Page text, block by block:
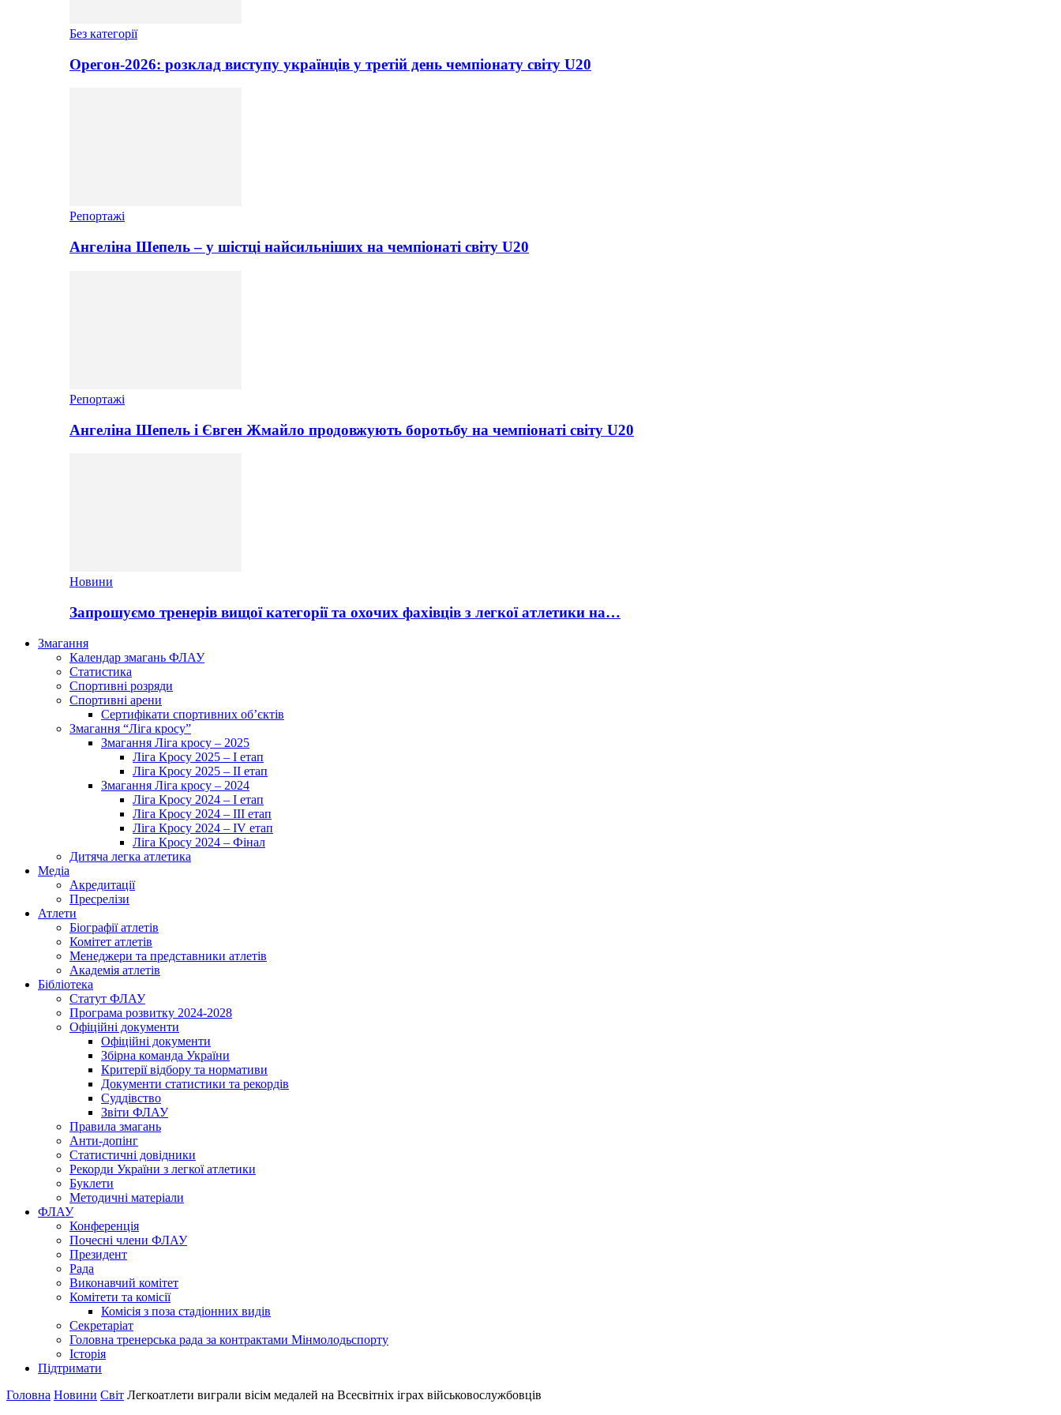
Без категорії
Орегон-2026: розклад виступу українців у третій день чемпіонату світу U20
Репортажі
Ангеліна Шепель – у шістці найсильніших на чемпіонаті світу U20
Репортажі
Ангеліна Шепель і Євген Жмайло продовжують боротьбу на чемпіонаті світу U20
Новини
Запрошуємо тренерів вищої категорії та охочих фахівців з легкої атлетики на…
Змагання
Календар змагань ФЛАУ
Статистика
Спортивні розряди
Спортивні арени
Сертифікати спортивних об’єктів
Змагання “Ліга кросу”
Змагання Ліга кросу – 2025
Ліга Кросу 2025 – I етап
Ліга Кросу 2025 – II етап
Змагання Ліга кросу – 2024
Ліга Кросу 2024 – I етап
Ліга Кросу 2024 – III етап
Ліга Кросу 2024 – IV етап
Ліга Кросу 2024 – Фінал
Дитяча легка атлетика
Медіа
Акредитації
Пресрелізи
Атлети
Біографії атлетів
Комітет атлетів
Менеджери та представники атлетів
Академія атлетів
Бібліотека
Статут ФЛАУ
Програма розвитку 2024-2028
Офіційні документи
Офіційні документи
Збірна команда України
Критерії відбору та нормативи
Документи статистики та рекордів
Суддівство
Звіти ФЛАУ
Правила змагань
Анти-допінг
Статистичні довідники
Рекорди України з легкої атлетики
Буклети
Методичні матеріали
ФЛАУ
Конференція
Почесні члени ФЛАУ
Президент
Рада
Виконавчий комітет
Комітети та комісії
Комісія з поза стадіонних видів
Секретаріат
Головна тренерська рада за контрактами Мінмолодьспорту
Історія
Підтримати
Головна Новини Світ Легкоатлети виграли вісім медалей на Всесвітніх іграх військовослужбовців